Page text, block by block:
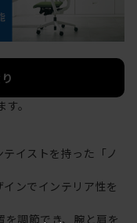
。
イストを持った「ノ
ンでインテリア性を
調節でき、腕と肩を